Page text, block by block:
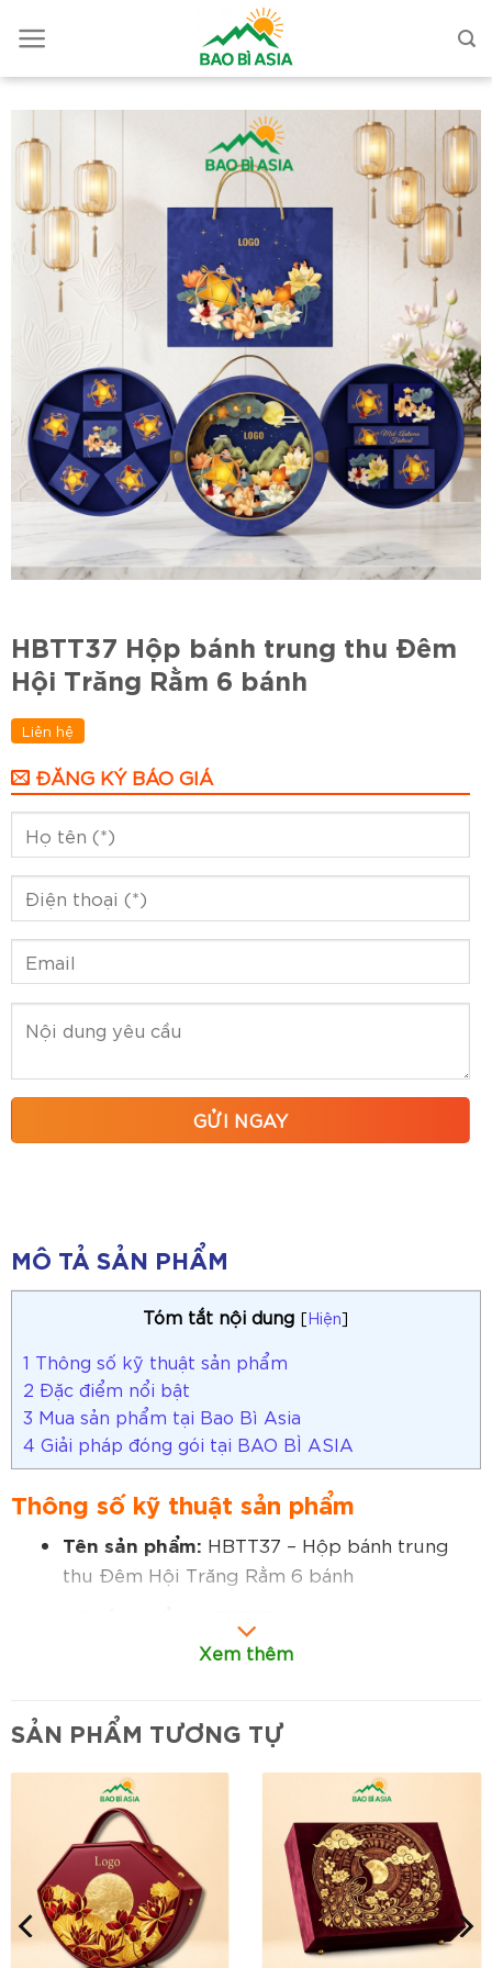
HBTT37 Hộp bánh trung thu Đêm
Hội Trăng Rằm 6 bánh
Liên hệ
ĐĂNG KÝ BÁO GIÁ
MÔ TẢ SẢN PHẨM
Tóm tắt nội dung [Hiện]
1 Thông số kỹ thuật sản phẩm
2 Đặc điểm nổi bật
3 Mua sản phẩm tại Bao Bì Asia
4 Giải pháp đóng gói tại BAO BÌ ASIA
Thông số kỹ thuật sản phẩm
Tên sản phẩm: HBTT37 – Hộp bánh trung
thu Đêm Hội Trăng Rằm 6 bánh
Thiết kế tiêu chuẩn dành cho bộ
Chất liệu:Giấy mỹ thuật cao cấp bồi carton
Thiết kế:
Hộp quà trung thu dạng nắp âm
dương sang trọng, kết cấu cân đối
Trang trí:Hình ảnh đêm trăng đoàn viên kết
hợp các chi tiết truyền thống đặc sắc
Màu sắc:Tông xanh đêm phối vàng ánh
Xem thêm
SẢN PHẨM TƯƠNG TỰ